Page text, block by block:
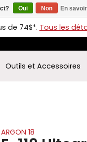
de 74$*. Tous les
Outils et Accessoires
ARGON 18
Oui Non En